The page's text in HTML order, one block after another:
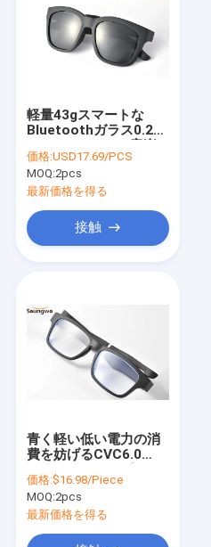
軽量43gスマートな
Bluetoothガラス0.2%
価格:USD17.69/PCS
MOQ:2pcs
最新価格を得る
接触
青く軽い低い電力の消
費を妨げるCVC6.0
ー ガラス
価格:$16.98/Piece
MOQ:2pcs
最新価格を得る